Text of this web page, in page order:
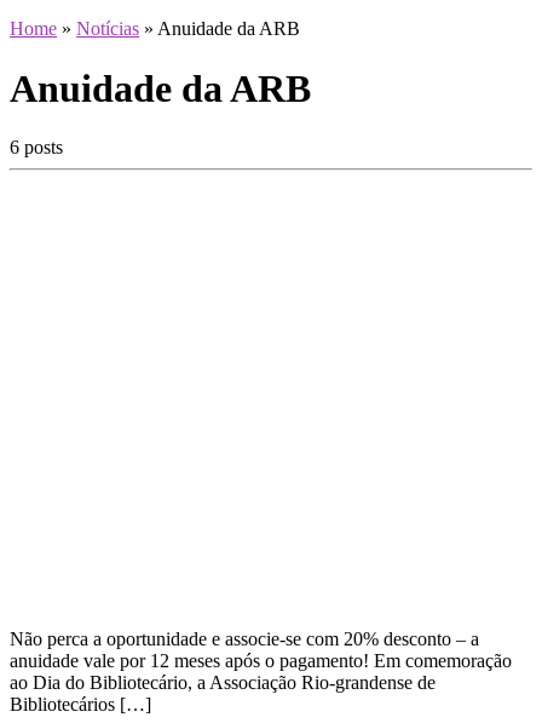
Home » Notícias » Anuidade da ARB
Anuidade da ARB
6 posts
Não perca a oportunidade e associe-se com 20% desconto – a
anuidade vale por 12 meses após o pagamento! Em comemoração
ao Dia do Bibliotecário, a Associação Rio-grandense de
Bibliotecários […]